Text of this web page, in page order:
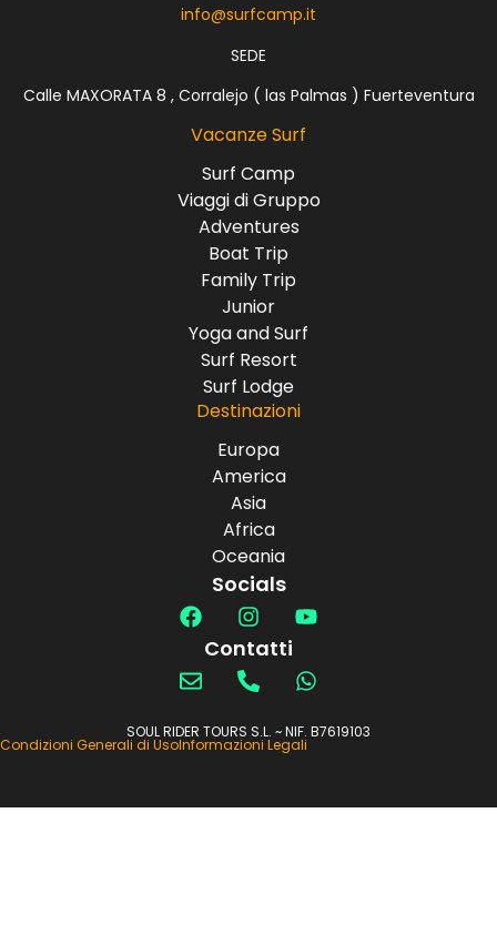
info@surfcamp.it
SEDE
Calle MAXORATA 8 , Corralejo ( las Palmas ) Fuerteventura
Vacanze Surf
Surf Camp
Viaggi di Gruppo
Adventures
Boat Trip
Family Trip
Junior
Yoga and Surf
Surf Resort
Surf Lodge
Destinazioni
Europa
America
Asia
Africa
Oceania
Socials
Contatti
Condizioni Generali di UsoInformazioni Legali
SOUL RIDER TOURS S.L. ~ NIF. B7619103